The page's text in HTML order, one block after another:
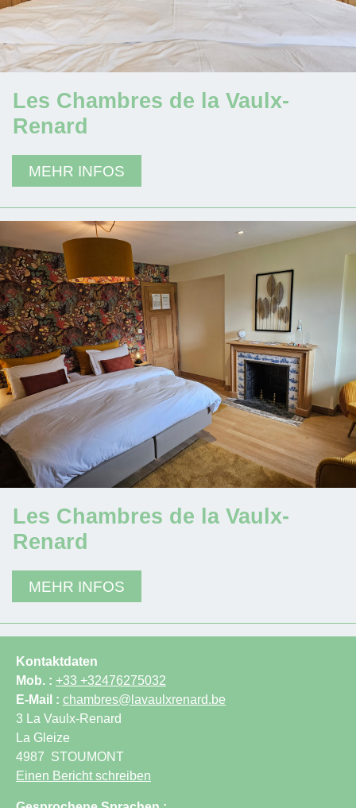
Les Chambres de la Vaulx-
Renard
MEHR INFOS
Les Chambres de la Vaulx-
Renard
MEHR INFOS
Kontaktdaten
Mob. : +33 +32476275032
E-Mail : chambres@lavaulxrenard.be
3 La Vaulx-Renard
La Gleize
4987 STOUMONT
Einen Bericht schreiben